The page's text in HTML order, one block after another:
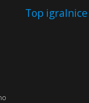
Top igralnice